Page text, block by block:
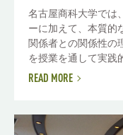
名古屋商科大学では
ーに加えて、本質的
関係者との関係性の
を授業を通して実践
READ MORE